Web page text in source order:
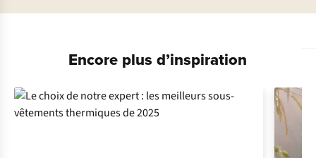
Encore plus d’inspiration